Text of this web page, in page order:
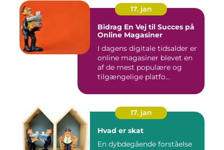
17. jan
Bidrag En Vej til Succes på
Online Magasiner
I dagens digitale tidsalder er
online magasiner blevet en
af de mest populære og
tilgængelige platfo...
17. jan
Hvad er skat
En dybdegående forståelse